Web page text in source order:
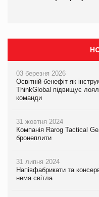
03 березня 2026
Освітній бенефіт як
ThinkGlobal підвищує
команди
31 жовтня 2024
Компанія Rarog Tactical
бронеплити
31 липня 2024
Напівфабрикати та
нема світла